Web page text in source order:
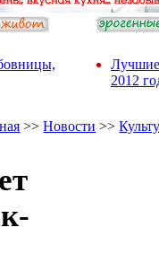
Лучшие
2012
>>Новости >>